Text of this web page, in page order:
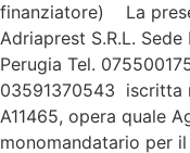
finanziatore) La
Adriaprest S.R.L.
Perugia Tel.
03591370543 iscritta
A11465, opera quale
monomandatario per